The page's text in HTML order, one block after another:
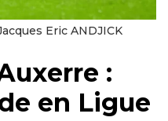
Eric ANDJICK
:
en Ligue